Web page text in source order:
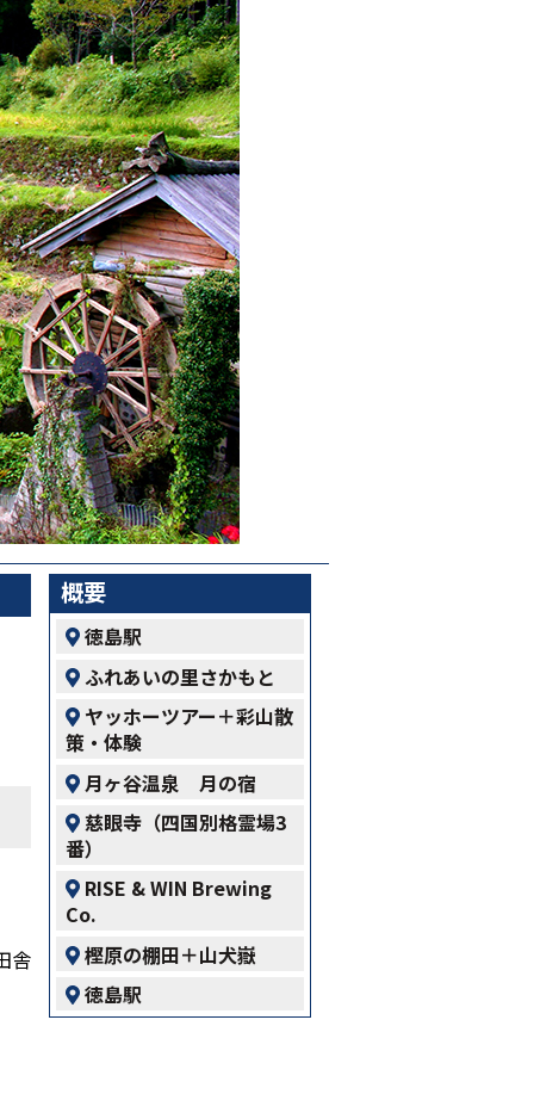
舎
概要
徳島駅
ふれあいの里さかもと
ヤッホーツアー＋彩山散
策・体験
月ヶ谷温泉 月の宿
慈眼寺（四国別格霊場3
番）
RISE & WIN Brewing
Co.
樫原の棚田＋山犬嶽
徳島駅